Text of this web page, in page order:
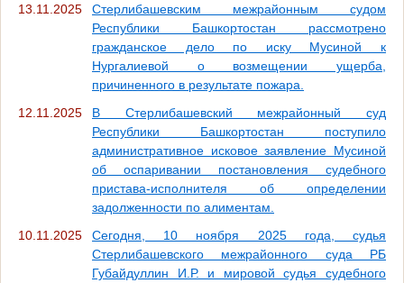
13.11.2025
Стерлибашевским межрайонным судом
Республики Башкортостан рассмотрено
гражданское дело по иску Мусиной к
Нургалиевой о возмещении ущерба,
причиненного в результате пожара.
12.11.2025
В Стерлибашевский межрайонный суд
Республики Башкортостан поступило
административное исковое заявление Мусиной
об оспаривании постановления судебного
пристава-исполнителя об определении
задолженности по алиментам.
10.11.2025
Сегодня, 10 ноября 2025 года, судья
Стерлибашевского межрайонного суда РБ
Губайдуллин И.Р. и мировой судья судебного